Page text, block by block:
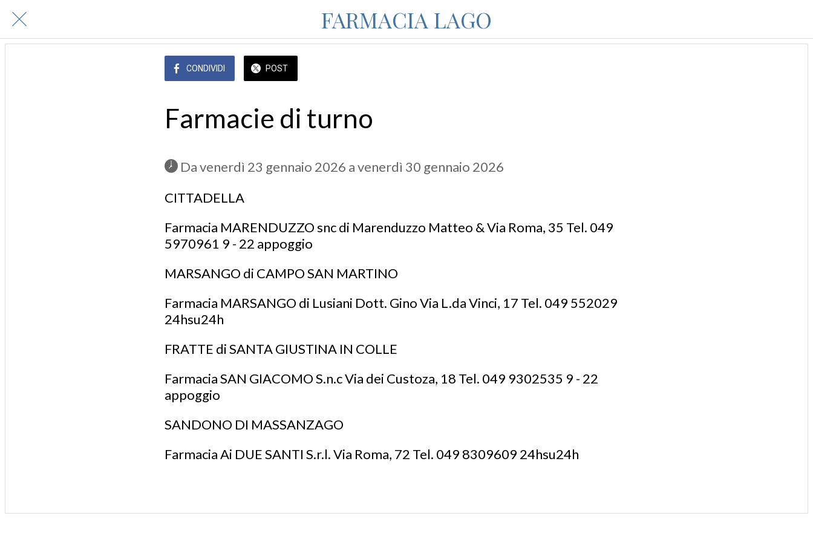
FARMACIA LAGO
CONDIVIDI POST
Farmacie di turno
Da venerdì 23 gennaio 2026 a venerdì 30 gennaio 2026
CITTADELLA
Farmacia MARENDUZZO snc di Marenduzzo Matteo & Via Roma, 35 Tel. 049
5970961 9 - 22 appoggio
MARSANGO di CAMPO SAN MARTINO
Farmacia MARSANGO di Lusiani Dott. Gino Via L.da Vinci, 17 Tel. 049 552029
24hsu24h
FRATTE di SANTA GIUSTINA IN COLLE
Farmacia SAN GIACOMO S.n.c Via dei Custoza, 18 Tel. 049 9302535 9 - 22
appoggio
SANDONO DI MASSANZAGO
Farmacia Ai DUE SANTI S.r.l. Via Roma, 72 Tel. 049 8309609 24hsu24h